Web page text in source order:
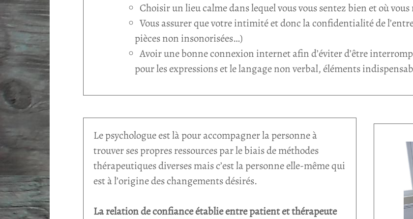
Choisir un lieu calme dans lequel vous vous sentez bien et où vous
Vous assurer que votre intimité et donc la confidentialité de
pièces non insonorisées…)
Avoir une bonne connexion internet afin d’éviter d’être
pour les expressions et le langage non verbal, éléments
Le psychologue est là pour accompagner la personne à
trouver ses propres ressources par le biais de méthodes
thérapeutiques diverses mais c’est la personne elle-même qui
est à l’origine des changements désirés.
La relation de confiance établie entre patient et thérapeute